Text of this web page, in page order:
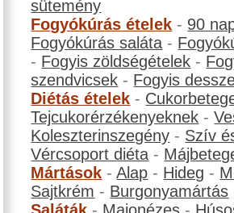
sütemény
Fogyókúrás ételek - 90
Fogyókúrás saláta -
- Fogyis zöldségételek -
szendvicsek - Fogyis
Diétás ételek -
Tejcukorérzékenyeknek -
Koleszterinszegény - Szív
Vércsoport diéta -
Mártások -Alap - Hideg -
Sajtkrém - Burgonyamártás